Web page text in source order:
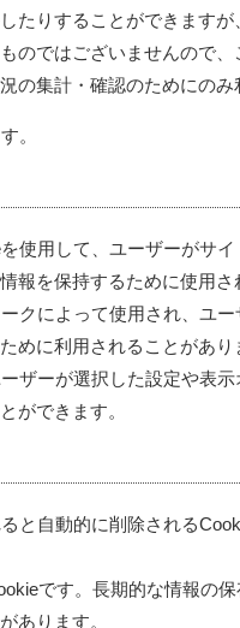
たりすることができます
のではございませんので、
の集計・確認のためにのみ
。
使用して、ユーザーがサ
報を保持するために使用さ
クによって使用され、ユ
めに利用されることがあり
ザーが選択した設定や表
ができます。
と自動的に削除される
です。長期的な情報の
あります。